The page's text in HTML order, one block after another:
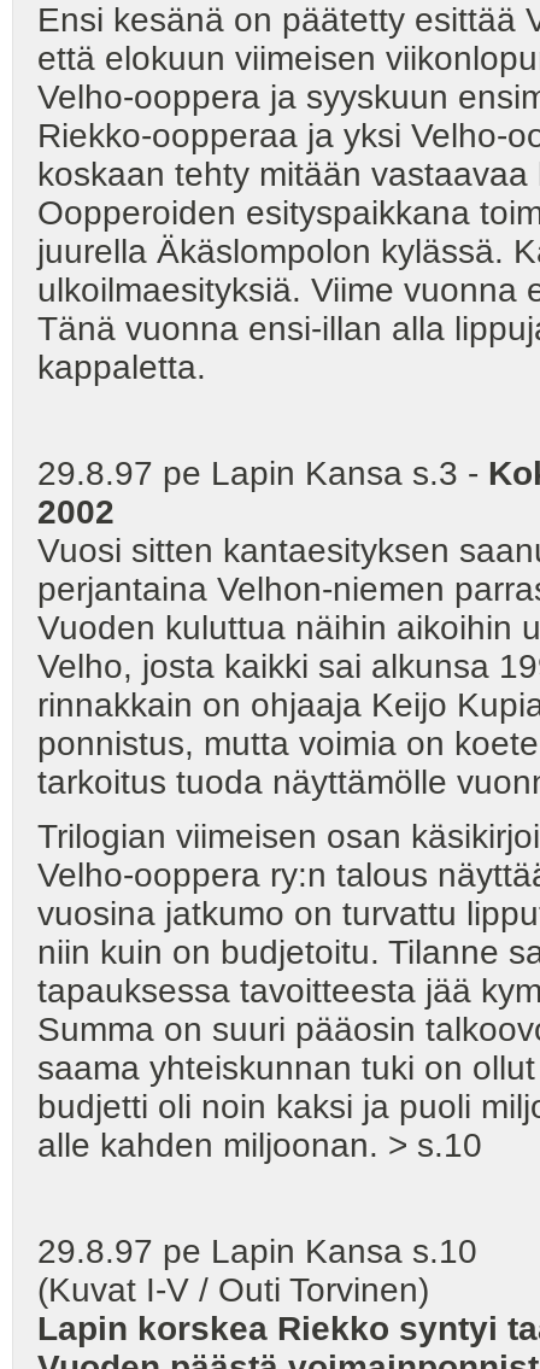
Ensi kesänä on päätetty esittää
että elokuun viimeisen
Velho-ooppera ja syyskuun
Riekko-oopperaa ja yksi Velho-
koskaan tehty mitään
Oopperoiden esityspaikkana
juurella Äkäslompolon kylässä.
ulkoilmaesityksiä. Viime vuonna
Tänä vuonna ensi-illan alla
kappaletta.
29.8.97 pe Lapin Kansa s.3 -
2002
Vuosi sitten kantaesityksen
perjantaina Velhon-niemen
Vuoden kuluttua näihin aikoihin
Velho, josta kaikki sai alkunsa
rinnakkain on ohjaaja Keijo
ponnistus, mutta voimia on
tarkoitus tuoda näyttämölle
Trilogian viimeisen osan
Velho-ooppera ry:n talous
vuosina jatkumo on turvattu
niin kuin on budjetoitu. Tilanne
tapauksessa tavoitteesta jää
Summa on suuri pääosin
saama yhteiskunnan tuki on
budjetti oli noin kaksi ja puoli
alle kahden miljoonan. > s.10
29.8.97 pe Lapin Kansa s.10
(Kuvat I-V / Outi Torvinen)
Lapin korskea Riekko syntyi